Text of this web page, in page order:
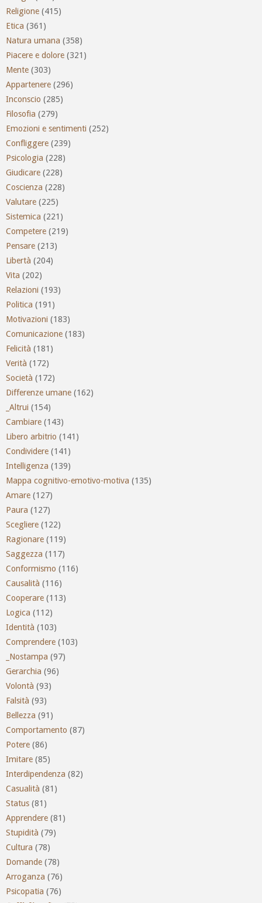
Religione (415)
Etica (361)
Natura umana (358)
Piacere e dolore (321)
Mente (303)
Appartenere (296)
Inconscio (285)
Filosofia (279)
Emozioni e sentimenti (252)
Confliggere (239)
Psicologia (228)
Giudicare (228)
Coscienza (228)
Valutare (225)
Sistemica (221)
Competere (219)
Pensare (213)
Libertà (204)
Vita (202)
Relazioni (193)
Politica (191)
Motivazioni (183)
Comunicazione (183)
Felicità (181)
Verità (172)
Società (172)
Differenze umane (162)
_Altrui (154)
Cambiare (143)
Libero arbitrio (141)
Condividere (141)
Intelligenza (139)
Mappa cognitivo-emotivo-motiva (135)
Amare (127)
Paura (127)
Scegliere (122)
Ragionare (119)
Saggezza (117)
Conformismo (116)
Causalità (116)
Cooperare (113)
Logica (112)
Identità (103)
Comprendere (103)
_Nostampa (97)
Gerarchia (96)
Volontà (93)
Falsità (93)
Bellezza (91)
Comportamento (87)
Potere (86)
Imitare (85)
Interdipendenza (82)
Casualità (81)
Status (81)
Apprendere (81)
Stupidità (79)
Cultura (78)
Domande (78)
Arroganza (76)
Psicopatia (76)